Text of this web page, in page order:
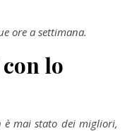
ore a settimana.
lo
mai stato dei migliori,